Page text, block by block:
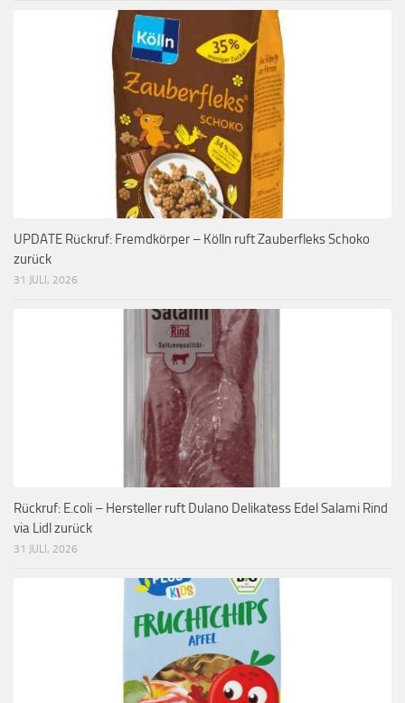
UPDATE Rückruf: Fremdkörper – Kölln ruft Zauberfleks Schoko
zurück
31 JULI, 2026
Rückruf: E.coli – Hersteller ruft Dulano Delikatess Edel Salami Rind
via Lidl zurück
31 JULI, 2026